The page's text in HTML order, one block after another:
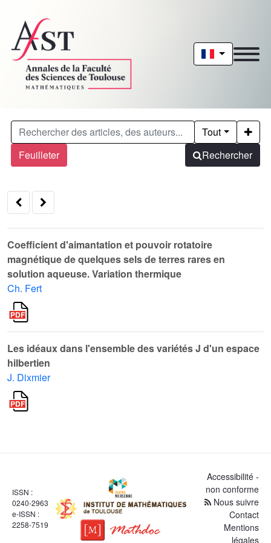
Feuilleter
Tout
Rechercher
Coefficient d'aimantation et pouvoir rotatoire
magnétique de quelques sels de terres rares en
solution aqueuse. Variation thermique
Ch. Fert
Les idéaux dans l'ensemble des variétés J d'un espace
hilbertien
J. Dixmier
ISSN :
0240-2963
e-ISSN :
2258-7519
Accessibilité -
non conforme
Nous suivre
Contact
Mentions
légales